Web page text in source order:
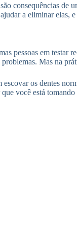
consequências
a eliminar elas,
pessoas em testar
Mas na
os dentes
você está